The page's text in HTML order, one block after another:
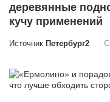
деревянные
кучу применений
Источник Петербург2